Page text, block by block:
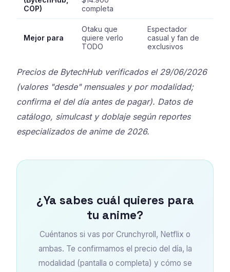
COP)
completa
Mejor para
Otaku que
quiere verlo
TODO
Espectador
casual y fan de
exclusivos
Precios de BytechHub verificados el 29/06/2026
(valores "desde" mensuales y por modalidad;
confirma el del día antes de pagar). Datos de
catálogo, simulcast y doblaje según reportes
especializados de anime de 2026.
¿Ya sabes cuál quieres para
tu anime?
Cuéntanos si vas por Crunchyroll, Netflix o
ambas. Te confirmamos el precio del día, la
modalidad (pantalla o completa) y cómo se